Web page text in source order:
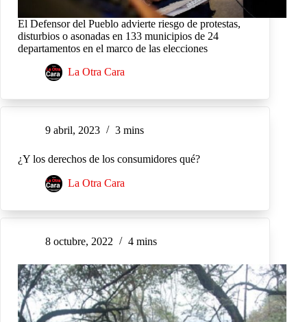
El Defensor del Pueblo advierte riesgo de protestas,
disturbios o asonadas en 133 municipios de 24
departamentos en el marco de las elecciones
La Otra Cara
9 abril, 2023 3 mins
¿Y los derechos de los consumidores qué?
La Otra Cara
8 octubre, 2022 4 mins